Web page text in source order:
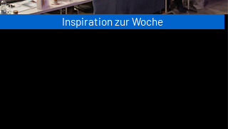
Inspiration zur Woche